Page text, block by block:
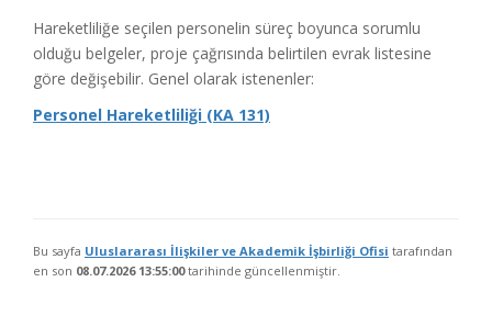
Hareketliliğe seçilen personelin süreç boyunca sorumlu
olduğu belgeler, proje çağrısında belirtilen evrak listesine
göre değişebilir. Genel olarak istenenler:
Personel Hareketliliği (KA 131)
Bu sayfa Uluslararası İlişkiler ve Akademik İşbirliği Ofisi tarafından
en son 08.07.2026 13:55:00tarihinde güncellenmiştir.